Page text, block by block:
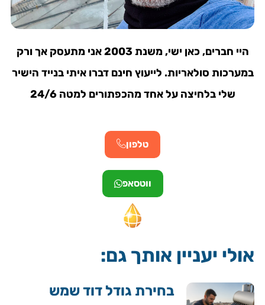
היי חברים, כאן ישי, משנת 2003 אני מתעסק אך ורק
במערכות סולאריות. לייעוץ חינם דברו איתי בנייד הישיר
שלי בלחיצה על אחד מהכפתורים למטה 24/6
טלפון
ווטסאפ
אולי יעניין אותך גם:
בחירת גודל דוד שמש